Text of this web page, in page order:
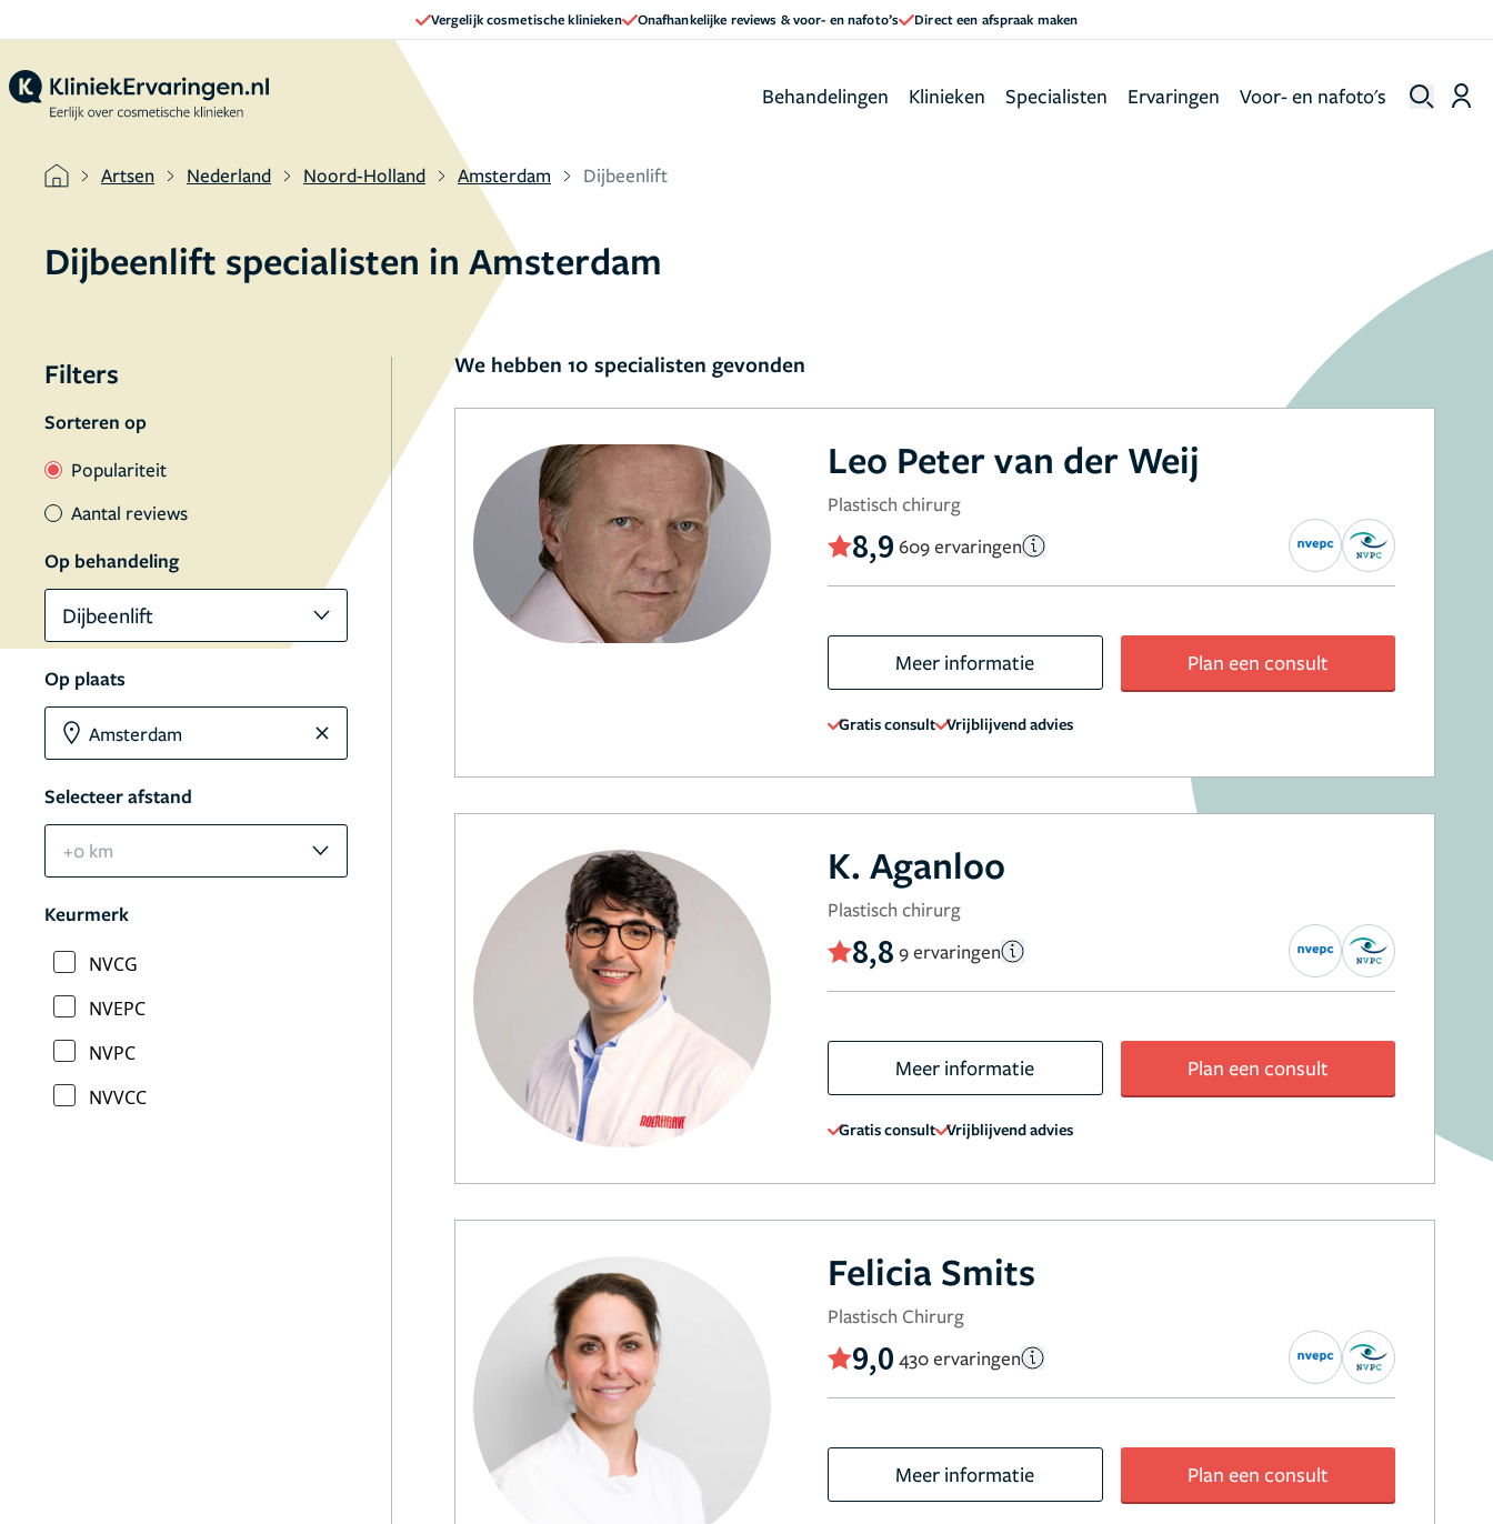
Vergelijk cosmetische klinieken Onafhankelijke reviews & voor- en nafoto’s Direct een afspraak maken
Behandelingen Klinieken Specialisten Ervaringen Voor- en nafoto's
Artsen Nederland Noord-Holland Amsterdam Dijbeenlift
Dijbeenlift specialisten in Amsterdam
Filters
Sorteren op
Populariteit
Aantal reviews
Op behandeling
Dijbeenlift
Op plaats
Selecteer afstand
+0 km
Keurmerk
NVCG
NVEPC
NVPC
NVVCC
We hebben 10 specialisten gevonden
Leo Peter van der Weij
Plastisch chirurg
8,9 609 ervaringen
Meer informatie Plan een consult
Gratis consult Vrijblijvend advies
K. Aganloo
Plastisch chirurg
8,8 9 ervaringen
Meer informatie Plan een consult
Gratis consult Vrijblijvend advies
Felicia Smits
Plastisch Chirurg
9,0 430 ervaringen
Meer informatie Plan een consult